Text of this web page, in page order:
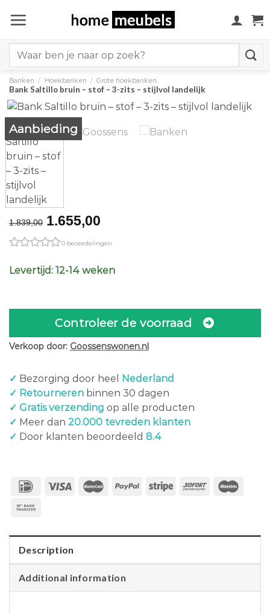
naar
for:
Banken / Hoekbanken / Grote hoekbanken
Bank Saltillo bruin – stof – 3-zits – stijlvol landelijk
Aanbieding
1.839,00 Original
price
was:
€1.839,00.
1.655,00
is:
0 beoordelingen
Levertijd: 12-14 weken
Controleer de voorraad
Verkoop door: Goossenswonen.nl
✓ Bezorging door heel
Nederland
✓ Retourneren binnen 30 dagen
✓ Gratis verzending op alle producten
✓ Meer dan 20.000 tevreden klanten
✓ Door klanten beoordeeld 8.4
Description
Additional information